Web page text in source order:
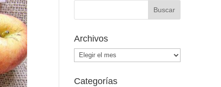
Archivos
Archivos
Categorías